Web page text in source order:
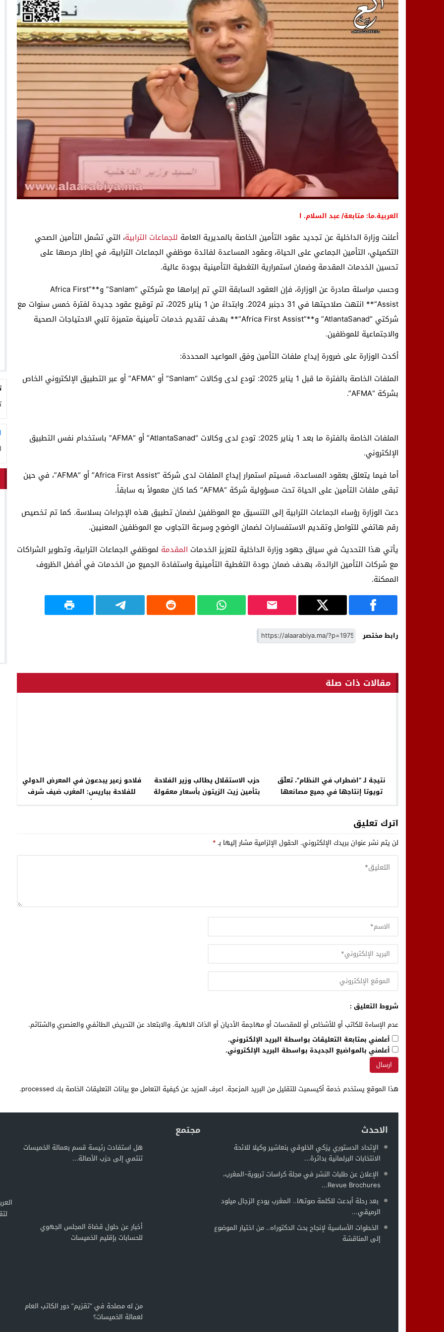
14:25 “العربية.ما” تنشر أخبار تيفلت وأصداء الأحداث فيها بصيغة أخرى
الجيش الملكي ينتفض ضد تعيين “ندالا”
18:23 طاطا: “اعتداء” على حقوقي يشعل غضب الجمعيات وملف “ماء القصبة” يفجّر الأوضاع
13:35 عقول الغد تصنع المستقبل: مسابقة “Robot Innov” بمراكش تؤسس لجيل الابتكار والتكنولوجيا
العربية.ما: متابعة/ عبد السلام. ا
أعلنت وزارة الداخلية عن تجديد عقود التأمين الخاصة بالمديرية العامة للجماعات الترابية، التي تشمل التأمين الصحي
التكميلي، التأمين الجماعي على الحياة، وعقود المساعدة لفائدة موظفي الجماعات الترابية، في إطار حرصها على
تحسين الخدمات المقدمة وضمان استمرارية التغطية التأمينية بجودة عالية.
وحسب مراسلة صادرة عن الوزارة، فإن العقود السابقة التي تم إبرامها مع شركتي “Sanlam” و**”Africa First
Assist”** انتهت صلاحيتها في 31 دجنبر 2024. وابتداءً من 1 يناير 2025، تم توقيع عقود جديدة لفترة خمس سنوات مع
شركتي “AtlantaSanad” و**”Africa First Assist”** بهدف تقديم خدمات تأمينية متميزة تلبي الاحتياجات الصحية
والاجتماعية للموظفين.
أكدت الوزارة على ضرورة إيداع ملفات التأمين وفق المواعيد المحددة:
الملفات الخاصة بالفترة ما قبل 1 يناير 2025: تودع لدى وكالات “Sanlam” أو “AFMA” أو عبر التطبيق الإلكتروني الخاص
بشركة “AFMA”.
الملفات الخاصة بالفترة ما بعد 1 يناير 2025: تودع لدى وكالات “AtlantaSanad” أو “AFMA” باستخدام نفس التطبيق
الإلكتروني.
أما فيما يتعلق بعقود المساعدة، فسيتم استمرار إيداع الملفات لدى شركة “Africa First Assist” أو “AFMA”، في حين
تبقى ملفات التأمين على الحياة تحت مسؤولية شركة “AFMA” كما كان معمولاً به سابقاً.
دعت الوزارة رؤساء الجماعات الترابية إلى التنسيق مع الموظفين لضمان تطبيق هذه الإجراءات بسلاسة. كما تم تخصيص
رقم هاتفي للتواصل وتقديم الاستفسارات لضمان الوضوح وسرعة التجاوب مع الموظفين المعنيين.
يأتي هذا التحديث في سياق جهود وزارة الداخلية لتعزيز الخدمات المقدمة لموظفي الجماعات الترابية، وتطوير الشراكات
مع شركات التأمين الرائدة، بهدف ضمان جودة التغطية التأمينية واستفادة الجميع من الخدمات في أفضل الظروف
الممكنة.
رابط مختصر
مقالات ذات صلة
نتيجة لـ “اضطراب في النظام”، تعلّق
تويوتا إنتاجها في جميع مصانعها
حزب الاستقلال يطالب وزير الفلاحة
بتأمين زيت الزيتون بأسعار معقولة
فلاحو زعير يبدعون في المعرض الدولي
للفلاحة بباريس: المغرب ضيف شرف
والتألق مغربي
اترك تعليق
لن يتم نشر عنوان بريدك الإلكتروني. الحقول الإلزامية مشار إليها بـ*
شروط التعليق :
عدم الإساءة للكاتب أو للأشخاص أو للمقدسات أو مهاجمة الأديان أو الذات الالهية. والابتعاد عن التحريض الطائفي والعنصري والشتائم.
أعلمني بمتابعة التعليقات بواسطة البريد الإلكتروني.
أعلمني بالمواضيع الجديدة بواسطة البريد الإلكتروني.
هذا الموقع يستخدم خدمة أكيسميت للتقليل من البريد المزعجة. اعرف المزيد عن كيفية التعامل مع بيانات التعليقات الخاصة بك processed .
الاحدث
الإتحاد الدستوري يزكي الخلوقي بنعاشير وكيلا للائحة
الانتخابات البرلمانية بدائرة...
الإعلان عن طلبات النشر في مجلة كراسات تربوية-المغرب،
Revue Brochures...
بعد رحلة أبدعت للكلمة صوتها.. المغرب يودع الزجال ميلود
الرميقي...
الخطوات الأساسية لإنجاح بحث الدكتوراه.. من اختيار الموضوع
إلى المناقشة
مجتمع
هل استفادت رئيسة قسم بعمالة الخميسات
تنتمي إلى حزب الأصالة...
أخبار عن حلول قضاة المجلس الجهوي
للحسابات بإقليم الخميسات
من له مصلحة في “تقزيم” دور الكاتب العام
لعمالة الخميسات؟